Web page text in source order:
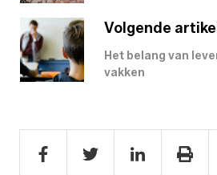
Volgende
Het belang van
vakken